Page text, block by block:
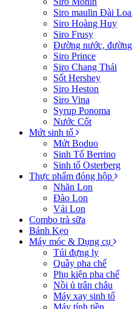
Siro maulin Đài
Siro Hoàng Huy
Siro Frusy
Đường nước,
Siro Prince
Siro Chang Thái
Sốt Hershey
Siro Heston
Siro Vina
Syrup Ponoma
Nước Cốt
Mứt sinh tố
Mứt Boduo
Sinh Tố Berrino
Sinh tố Osterberg
Thực phẩm đóng hộp
Nhãn Lon
Đào Lon
Vải Lon
Combo trà sữa
Bánh Kẹo
Máy móc & Dụng cụ
Túi đựng ly
Quầy pha chế
Phụ kiện pha chế
Nồi ủ trân châu
Máy xay sinh tố
Máy tính tiền